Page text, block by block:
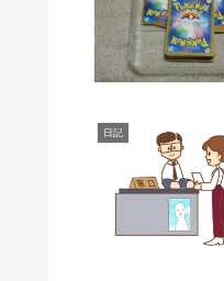
日記